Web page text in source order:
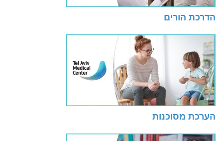
הדרכת הורים
הערכת מסוכנות